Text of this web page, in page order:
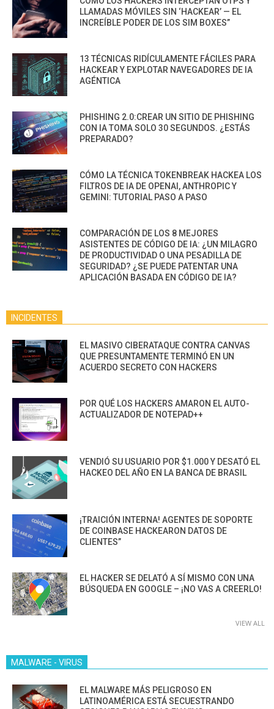
LLAMADAS MÓVILES SIN ‘HACKEAR’ — EL
INCREÍBLE PODER DE LOS SIM BOXES”
13 TÉCNICAS RIDÍCULAMENTE FÁCILES PARA
HACKEAR Y EXPLOTAR NAVEGADORES DE IA
AGÉNTICA
PHISHING 2.0:CREAR UN SITIO DE PHISHING
CON IA TOMA SOLO 30 SEGUNDOS. ¿ESTÁS
PREPARADO?
CÓMO LA TÉCNICA TOKENBREAK HACKEA LOS
FILTROS DE IA DE OPENAI, ANTHROPIC Y
GEMINI: TUTORIAL PASO A PASO
COMPARACIÓN DE LOS 8 MEJORES
ASISTENTES DE CÓDIGO DE IA: ¿UN MILAGRO
DE PRODUCTIVIDAD O UNA PESADILLA DE
SEGURIDAD? ¿SE PUEDE PATENTAR UNA
APLICACIÓN BASADA EN CÓDIGO DE IA?
INCIDENTES
EL MASIVO CIBERATAQUE CONTRA CANVAS
QUE PRESUNTAMENTE TERMINÓ EN UN
ACUERDO SECRETO CON HACKERS
POR QUÉ LOS HACKERS AMARON EL AUTO-
ACTUALIZADOR DE NOTEPAD++
VENDIÓ SU USUARIO POR $1.000 Y DESATÓ EL
HACKEO DEL AÑO EN LA BANCA DE BRASIL
¡TRAICIÓN INTERNA! AGENTES DE SOPORTE
DE COINBASE HACKEARON DATOS DE
CLIENTES”
EL HACKER SE DELATÓ A SÍ MISMO CON UNA
BÚSQUEDA EN GOOGLE – ¡NO VAS A CREERLO!
VIEW ALL
MALWARE - VIRUS
EL MALWARE MÁS PELIGROSO EN
LATINOAMÉRICA ESTÁ SECUESTRANDO